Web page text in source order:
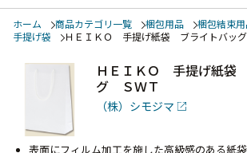
ホーム 商品カテゴリ一覧 梱包用品 梱包結束
手提げ袋
ＨＥＩＫＯ 手提げ紙袋 ブライトバッ
ＨＥＩＫＯ 手提げ紙袋
グ ＳＷＴ
（株）シモジマ
表面にフィルム加工を施した高級感のある紙